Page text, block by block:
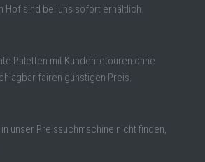
Hof sind bei uns sofort erhältlich.
Paletten mit Kundenretouren ohne
fairen günstigen Preis.
unser Preissuchmschine nicht finden,